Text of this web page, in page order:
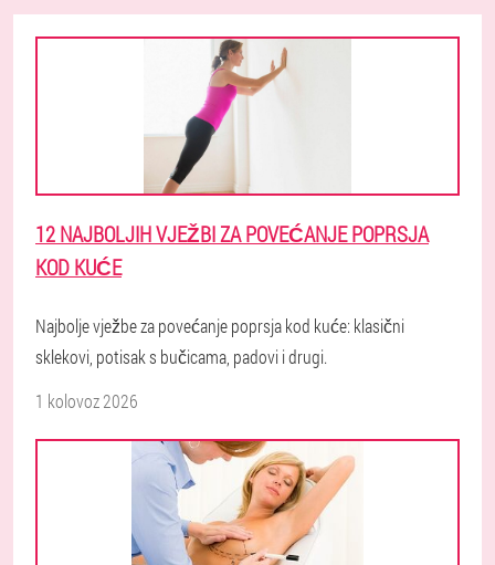
12 NAJBOLJIH VJEŽBI ZA POVEĆANJE POPRSJA
KOD KUĆE
Najbolje vježbe za povećanje poprsja kod kuće: klasični
sklekovi, potisak s bučicama, padovi i drugi.
1 kolovoz 2026